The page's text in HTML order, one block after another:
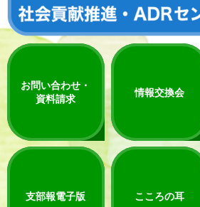
お問い合わせ・
資料請求
情報交換会
支部報電子版 こころの耳